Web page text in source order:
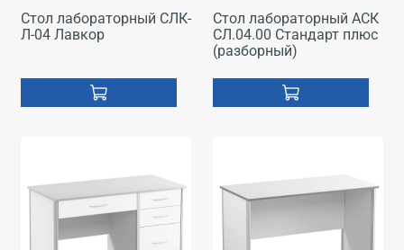
Стол лабораторный СЛК-
Л-04 Лавкор
Стол лабораторный АСК
СЛ.04.00 Стандарт плюс
(разборный)